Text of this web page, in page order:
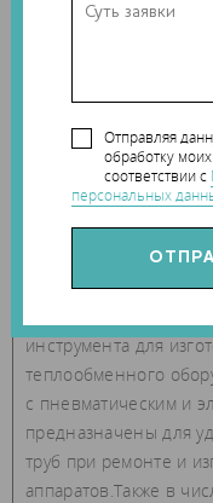
Отправляя
обработку
соответствии с
персональных
операции лазерной
обновленная
лазерного
периферийного
3D‑принтеров. Эти
расширение
инструмента для
теплообменного
с пневматическим и
предназначены для
труб при ремонте и
аппаратов.Также в